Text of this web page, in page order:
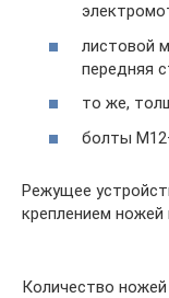
листовой
передняя
то же,
болты
Режущее
креплением ножей
Количество